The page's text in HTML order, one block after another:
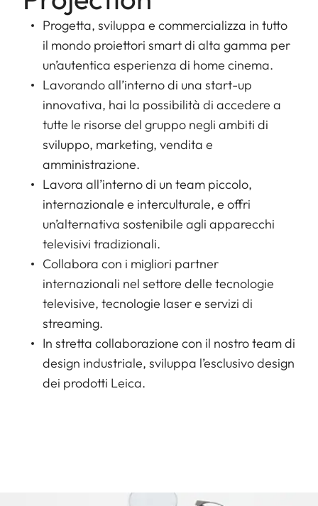
Progetta, sviluppa e commercializza in tutto
il mondo proiettori smart di alta gamma per
un’autentica esperienza di home cinema.
Lavorando all’interno di una start-up
innovativa, hai la possibilità di accedere a
tutte le risorse del gruppo negli ambiti di
sviluppo, marketing, vendita e
amministrazione.
Lavora all’interno di un team piccolo,
internazionale e interculturale, e offri
un’alternativa sostenibile agli apparecchi
televisivi tradizionali.
Collabora con i migliori partner
internazionali nel settore delle tecnologie
televisive, tecnologie laser e servizi di
streaming.
In stretta collaborazione con il nostro team di
design industriale, sviluppa l’esclusivo design
dei prodotti Leica.